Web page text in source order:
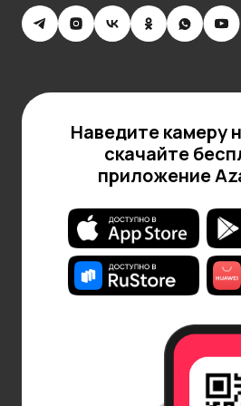
помогает цветам направлять
бутонам, продлевая их жизнь.
прохладу, поэтому не стоит
батареями, обогревателями
солнечными лучами.
для них — +10…+15°C, поэтому
убирать букет в прохладное
балкон (если там не ниже
холодильник. Очень важно
подальше от фруктов,
— они выделяют этилен,
увядание цветов.
Что делать, если тюльпаны
тюльпаны опустили бутоны,
их реанимировать. Для этого
подрезать стебли и
Наведите камеру
скачайте
приложение